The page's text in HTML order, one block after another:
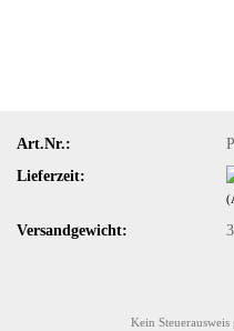
Art.Nr.:
Lieferzeit:
Versandgewicht:
Kein